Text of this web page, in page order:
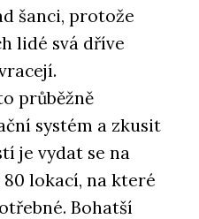
šanci, protože
lidé svá dříve
průběžně
systém a zkusit
je vydat se na
lokací, na které
Bohatší